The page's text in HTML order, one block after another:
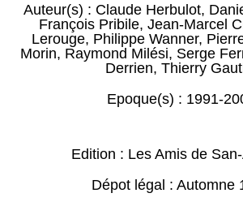
Auteur(s) : Claude Herbulot,
François Pribile, Jean-Marcel
Lerouge, Philippe Wanner,
Morin, Raymond Milési, Serge
Derrien, Thierry
Epoque(s) : 1991-
Edition : Les Amis de
Dépot légal : Automne